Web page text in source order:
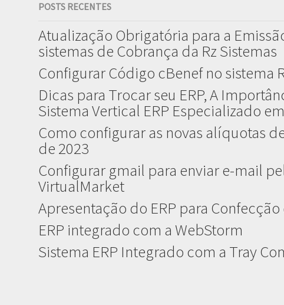
POSTS RECENTES
Atualização Obrigatória para a
sistemas de Cobrança da Rz Sistemas
Configurar Código cBenef no sistema
Dicas para Trocar seu ERP, A
Sistema Vertical ERP Especializado
Como configurar as novas alíquotas
de 2023
Configurar gmail para enviar e-mail
VirtualMarket
Apresentação do ERP para Confecção
ERP integrado com a WebStorm
Sistema ERP Integrado com a Tray